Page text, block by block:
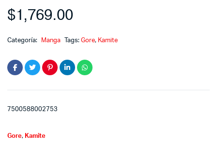
$1,769.00
Categoría: Manga Tags:Gore, Kamite
7500588002753
Gore, Kamite